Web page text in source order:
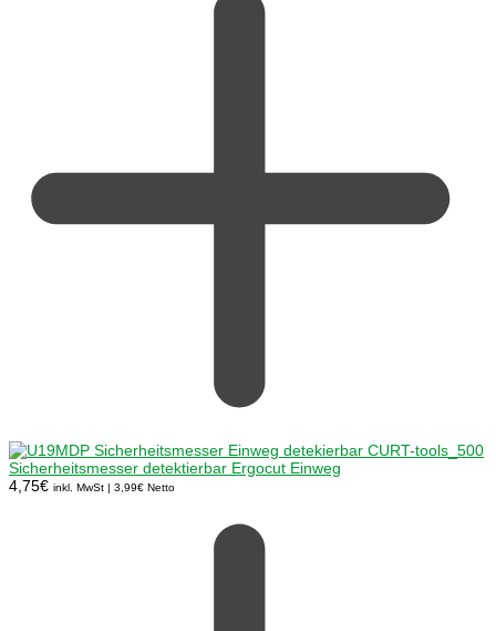
Sicherheitsmesser detektierbar Ergocut Einweg
4,75€ inkl. MwSt | 3,99€ Netto